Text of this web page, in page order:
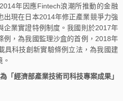
年因應Fintech浪潮所推動的金融
出現在日本2014年修正產業競爭力強
企業實證特例制度。我國則於2017年
例，為我國監理沙盒的首例，2018年
具科技創新實驗條例立法，為我國建
「經濟部產業技術司科技專案成果」